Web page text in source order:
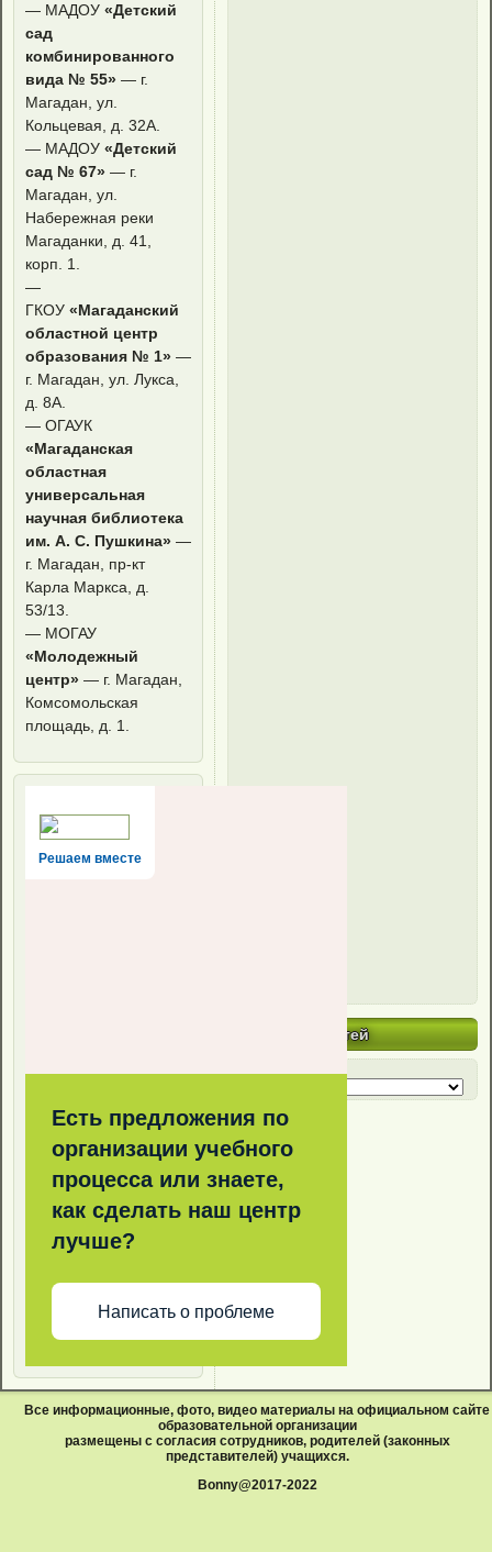
— МАДОУ «Детский
сад
комбинированного
вида № 55» — г.
Магадан, ул.
Кольцевая, д. 32А.
— МАДОУ «Детский
сад № 67» — г.
Магадан, ул.
Набережная реки
Магаданки, д. 41,
корп. 1.
—
ГКОУ «Магаданский
областной центр
образования № 1» —
г. Магадан, ул. Лукса,
д. 8А.
— ОГАУК
«Магаданская
областная
универсальная
научная библиотека
им. А. С. Пушкина» —
г. Магадан, пр-кт
Карла Маркса, д.
53/13.
— МОГАУ
«Молодежный
центр» — г. Магадан,
Комсомольская
площадь, д. 1.
Решаем вместе
Есть предложения по
организации учебного
процесса или знаете,
как сделать наш центр
лучше?
Написать о проблеме
Архив новостей
Архив новостей
Все информационные, фото, видео материалы на официальном сайте
образовательной организации
размещены с согласия сотрудников, родителей (законных
представителей) учащихся.
Bonny@2017-2022